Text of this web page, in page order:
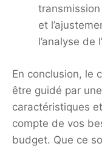
et
l’analyse de
En conclusion, le
être guidé par
caractéristiques
compte de vos
budget. Que ce